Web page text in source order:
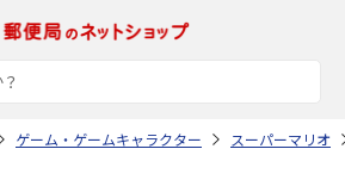
ゲーム・ゲームキャラクター スーパーマリオ